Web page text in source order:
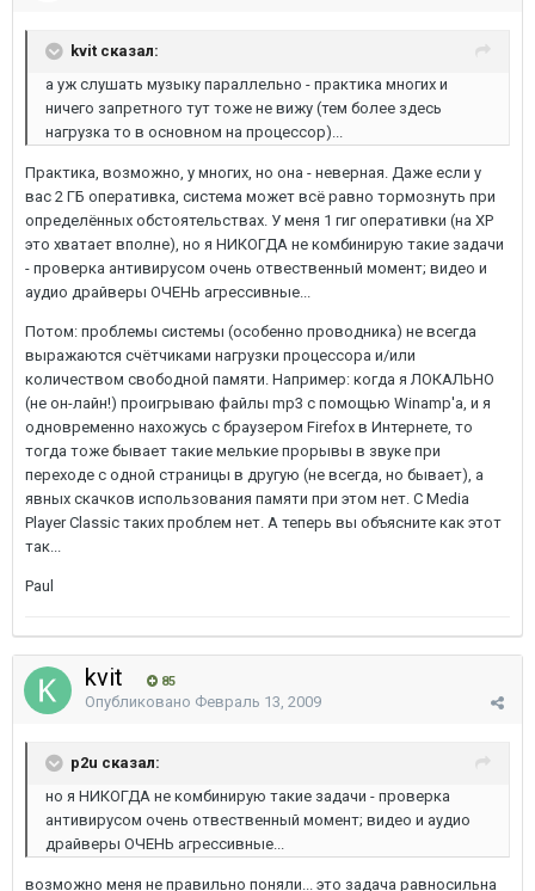
kvit сказал:
а уж слушать музыку параллельно - практика многих и
ничего запретного тут тоже не вижу (тем более здесь
нагрузка то в основном на процессор)...
Практика, возможно, у многих, но она - неверная. Даже если у
вас 2 ГБ оперативка, система может всё равно тормознуть при
определённых обстоятельствах. У меня 1 гиг оперативки (на XP
это хватает вполне), но я НИКОГДА не комбинирую такие задачи
- проверка антивирусом очень отвественный момент; видео и
аудио драйверы ОЧЕНЬ агрессивные...
Потом: проблемы системы (особенно проводника) не всегда
выражаются счётчиками нагрузки процессора и/или
количеством свободной памяти. Например: когда я ЛОКАЛЬНО
(не он-лайн!) проигрываю файлы mp3 c помощью Winamp'a, и я
одновременно нахожусь с браузером Firefox в Интернете, то
тогда тоже бывает такие мелькие прорывы в звуке при
переходе с одной страницы в другую (не всегда, но бывает), а
явных скачков использования памяти при этом нет. С Media
Player Classic таких проблем нет. А теперь вы объясните как этот
так...
Paul
kvit 85
Опубликовано Февраль 13, 2009
p2u сказал:
но я НИКОГДА не комбинирую такие задачи - проверка
антивирусом очень отвественный момент; видео и аудио
драйверы ОЧЕНЬ агрессивные...
возможно меня не правильно поняли... это задача равносильна